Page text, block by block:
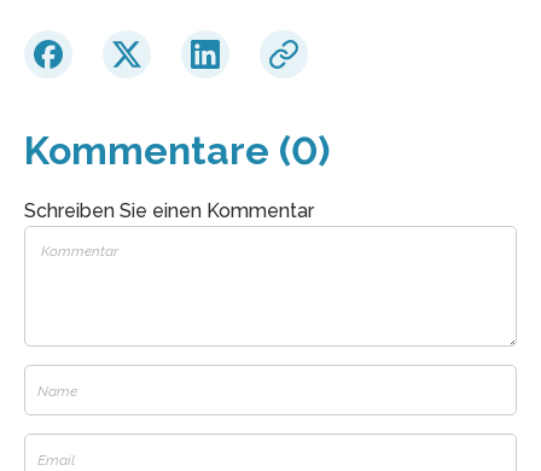
Kommentare (0)
Schreiben Sie einen Kommentar